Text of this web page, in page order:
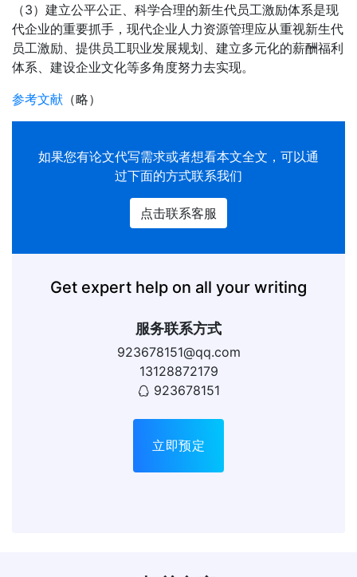
（3）建立公平公正、科学合理的新生代员工激励体系是现
代企业的重要抓手，现代企业人力资源管理应从重视新生代
员工激励、提供员工职业发展规划、建立多元化的薪酬福利
体系、建设企业文化等多角度努力去实现。
参考文献 （略）
如果您有论文代写需求或者想看本文全文，可以通
过下面的方式联系我们
点击联系客服
Get expert help on all your writing
服务联系方式
923678151@qq.com
13128872179
923678151
立即预定